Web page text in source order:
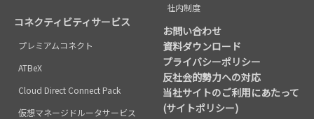
コネクティビティサービス
プレミアムコネクト
ATBeX
Cloud Direct Connect Pack
仮想マネージドルータサービス
社内制度
お問い合わせ
資料ダウンロード
プライバシーポリシー
反社会的勢力への対応
当社サイトのご利用にあたって
(サイトポリシー)